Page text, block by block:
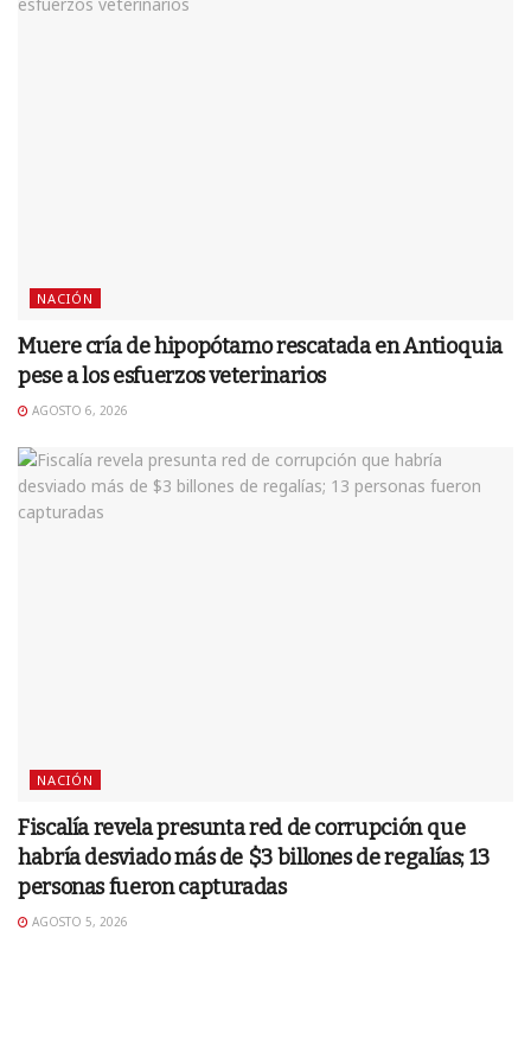
NACIÓN
Muere cría de hipopótamo rescatada en Antioquia
pese a los esfuerzos veterinarios
AGOSTO 6, 2026
NACIÓN
Fiscalía revela presunta red de corrupción que
habría desviado más de $3 billones de regalías; 13
personas fueron capturadas
AGOSTO 5, 2026